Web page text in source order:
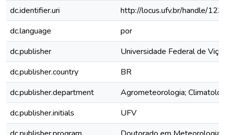
dc.identifier.uri
http://locus.ufv.br/handle/
dc.language
por
dc.publisher
Universidade Federal de
dc.publisher.country
BR
dc.publisher.department
Agrometeorologia;
dc.publisher.initials
UFV